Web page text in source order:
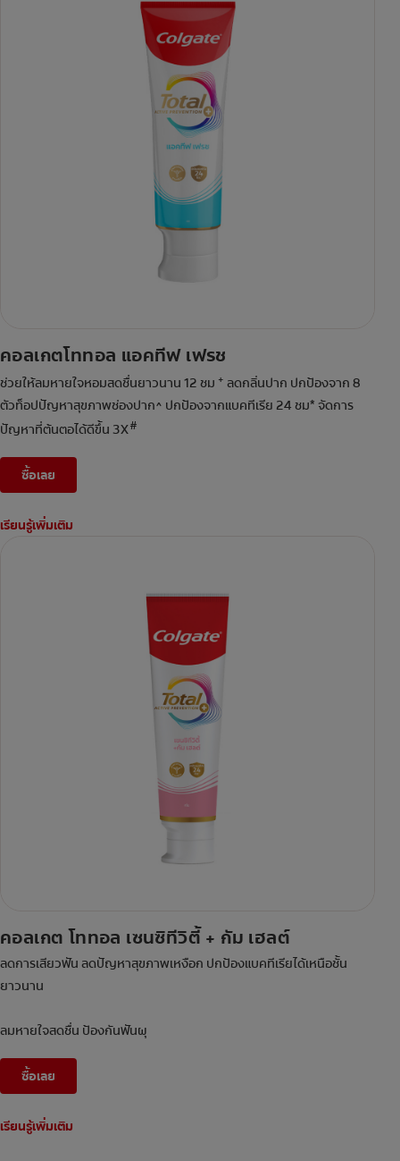
คอลเกตโททอล แอคทีฟ เฟรช
ช่วยให้ลมหายใจหอมสดชื่นยาวนาน 12 ชม + ลดกลิ่นปาก ปกป้องจาก 8
ตัวท็อปปัญหาสุขภาพช่องปาก^ ปกป้องจากแบคทีเรีย 24 ชม* จัดการ
ปัญหาที่ต้นตอได้ดีขึ้น 3X#
ซื้อเลย
เรียนรู้เพิ่มเติม
คอลเกต โททอล เซนซิทีวิตี้ + กัม เฮลต์
ลดการเสียวฟัน ลดปัญหาสุขภาพเหงือก ปกป้องแบคทีเรียได้เหนือชั้น
ยาวนาน
ลมหายใจสดชื่น ป้องกันฟันผุ
ซื้อเลย
เรียนรู้เพิ่มเติม